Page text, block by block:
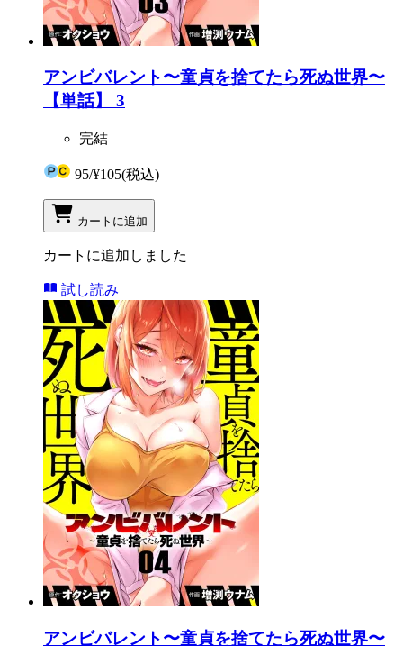
アンビバレント〜童貞を捨てたら死ぬ世界〜
【単話】 3
完結
95/¥105(税込)
カートに追加
カートに追加しました
試し読み
アンビバレント〜童貞を捨てたら死ぬ世界〜